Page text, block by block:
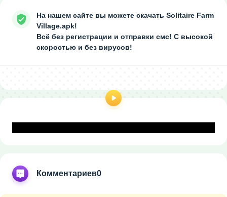
На нашем сайте вы можете скачать Solitaire Farm
Village.apk!
Всё без регистрации и отправки смс! С высокой
скоростью и без вирусов!
Комментариев0